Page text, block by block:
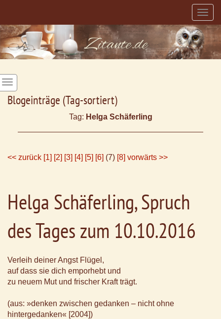
Blogeinträge (Tag-sortiert)
Tag: Helga Schäferling
<< zurück [1] [2] [3] [4] [5] [6] (7) [8] vorwärts >>
Helga Schäferling, Spruch
des Tages zum 10.10.2016
Verleih deiner Angst Flügel,
auf dass sie dich emporhebt und
zu neuem Mut und frischer Kraft trägt.
(aus: »denken zwischen gedanken – nicht ohne
hintergedanken« [2004])